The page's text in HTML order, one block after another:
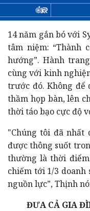
14 năm gắn bó với
tâm niệm: “Thành
hướng”. Hành
cùng với kinh
trước đó. Không để
thầm họp bàn, lên
thời táo bạo cực độ
"Chúng tôi đã nhất
được thông suốt
thường là thời
chiếm tới 1/3 doanh
nguồn lực”, Thịnh
ĐƯA CẢ GIA